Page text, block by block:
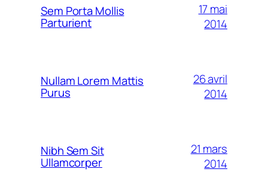
Sem Porta Mollis
Parturient
17 mai
2014
Nullam Lorem Mattis
Purus
26 avril
2014
Nibh Sem Sit
Ullamcorper
21 mars
2014